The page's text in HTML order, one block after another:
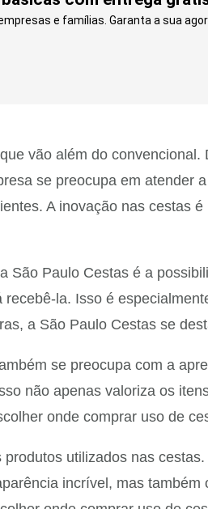
e famílias. Garanta a sua
vão além do
se preocupa em
A inovação nas cestas
São Paulo Cestas é a
la. Isso é
a São Paulo Cestas se
se preocupa com a
não apenas valoriza os
onde comprar uso de
utilizados nas
incrível, mas